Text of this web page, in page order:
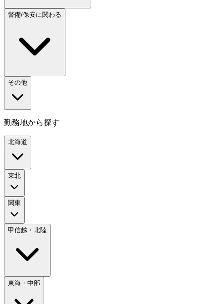
警備/保安に関わる
その他
勤務地から探す
北海道
東北
関東
甲信越・北陸
東海・中部